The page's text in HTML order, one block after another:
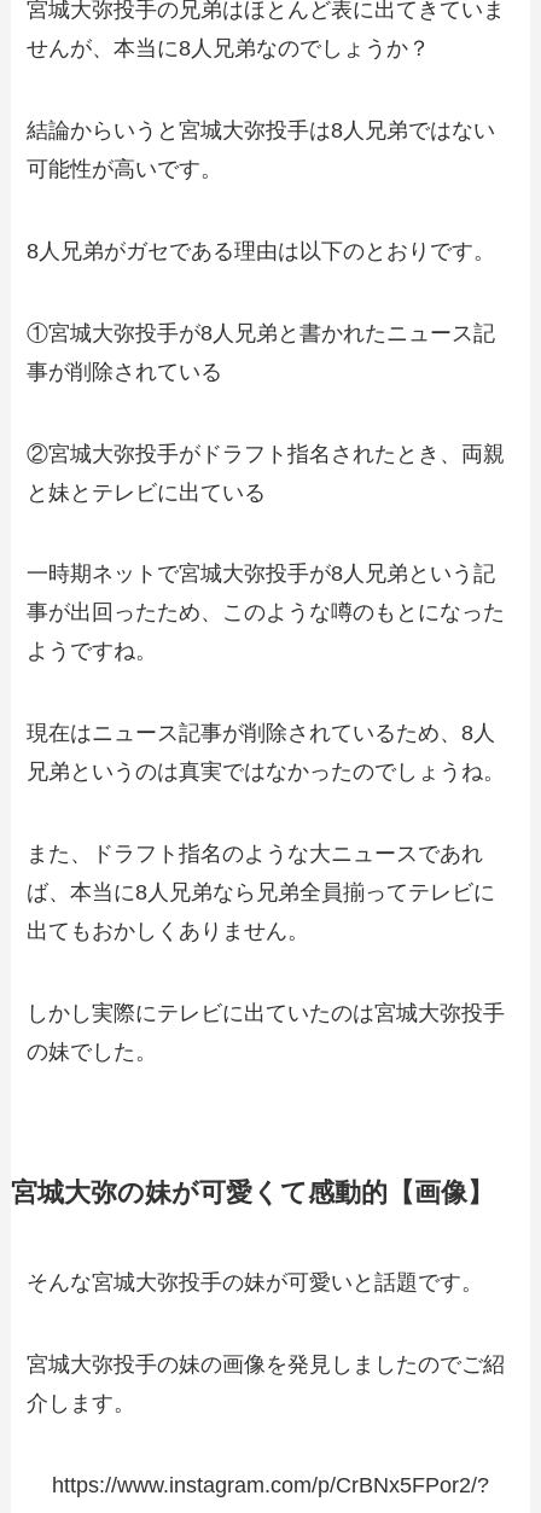
宮城大弥投手の兄弟はほとんど表に出てきていま
せんが、本当に8人兄弟なのでしょうか？
結論からいうと宮城大弥投手は8人兄弟ではない
可能性が高いです。
8人兄弟がガセである理由は以下のとおりです。
①宮城大弥投手が8人兄弟と書かれたニュース記
事が削除されている
②宮城大弥投手がドラフト指名されたとき、両親
と妹とテレビに出ている
一時期ネットで宮城大弥投手が8人兄弟という記
事が出回ったため、このような噂のもとになった
ようですね。
現在はニュース記事が削除されているため、8人
兄弟というのは真実ではなかったのでしょうね。
また、ドラフト指名のような大ニュースであれ
ば、本当に8人兄弟なら兄弟全員揃ってテレビに
出てもおかしくありません。
しかし実際にテレビに出ていたのは宮城大弥投手
の妹でした。
宮城大弥の妹が可愛くて感動的【画像】
そんな宮城大弥投手の妹が可愛いと話題です。
宮城大弥投手の妹の画像を発見しましたのでご紹
介します。
https://www.instagram.com/p/CrBNx5FPor2/?